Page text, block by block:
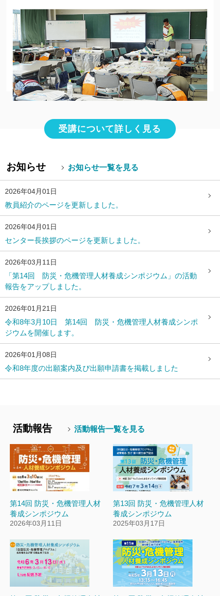
受講について詳しく見る
お知らせ お知らせ一覧を見る
2026年04月01日
教員紹介のページを更新しました。
2026年04月01日
センター長挨拶のページを更新しました。
2026年03月11日
「第14回 防災・危機管理人材養成シンポジウム」の活動
報告をアップしました。
2026年01月21日
令和8年3月10日 第14回 防災・危機管理人材養成シンポ
ジウムを開催します。
2026年01月08日
令和8年度の出願案内及び出願申請書を掲載しました
活動報告 活動報告一覧を見る
第14回 防災・危機管理人材
養成シンポジウム
2026年03月11日
第13回 防災・危機管理人材
養成シンポジウム
2025年03月17日